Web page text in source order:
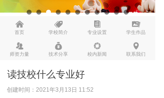
낀
首页
뀄
学校简介
뀴
专业设置
끡
学生作品
뀡
师资力量
낐
技术分享
넆
校内新闻
넹
联系我们
读技校什么专业好
创建时间： 2021年3月13日 11:52